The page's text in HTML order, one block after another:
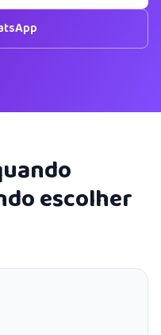
escolher